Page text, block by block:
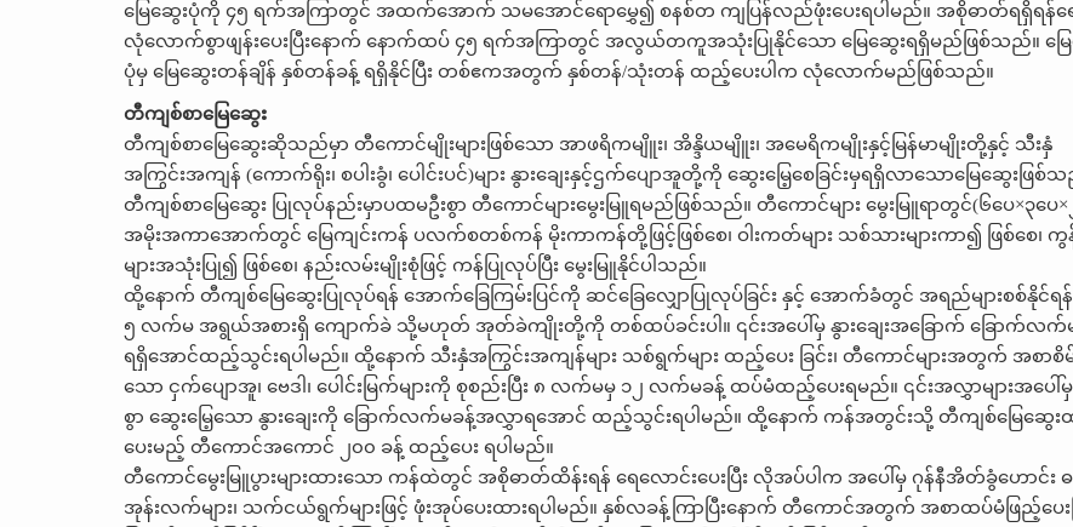
မြေဆွေးပုံကို ၄၅ ရက်အကြာတွင် အထက်အောက် သမအောင်ရောမွှေ၍ စနစ်တ ကျပြန်လည်ဖုံးပေးရပါမည်။ အစိုဓာတ်ရရှိရန်
လုံလောက်စွာဖျန်းပေးပြီးနောက် နောက်ထပ် ၄၅ ရက်အကြာတွင် အလွယ်တကူအသုံးပြုနိုင်သော မြေဆွေးရရှိမည်ဖြစ်သည်။ မြ
ပုံမှ မြေဆွေးတန်ချိန် နှစ်တန်ခန့် ရရှိနိုင်ပြီး တစ်ဧကအတွက် နှစ်တန်/သုံးတန် ထည့်ပေးပါက လုံလောက်မည်ဖြစ်သည်။
တီကျစ်စာမြေဆွေး
တီကျစ်စာမြေဆွေးဆိုသည်မှာ တီကောင်မျိုးများဖြစ်သော အာဖရိကမျိူး၊ အိန္ဒိယမျိူး၊ အမေရိကမျိုးနှင့်မြန်မာမျိုးတို့နှင့် သီးနှံ
အကြွင်းအကျန် (ကောက်ရိုး၊ စပါးခွံ၊ ပေါင်းပင်)များ နွားချေးနှင့်ဌက်ပျောအူတို့ကို ဆွေးမြေ့စေခြင်းမှရရှိလာသောမြေဆွေးဖြစ်
တီကျစ်စာမြေဆွေး ပြုလုပ်နည်းမှာပထမဦးစွာ တီကောင်များမွေးမြူရမည်ဖြစ်သည်။ တီကောင်များ မွေးမြူရာတွင်(၆ပေ×၃ပေ×
အမိုးအကာအောက်တွင် မြေကျင်းကန် ပလက်စတစ်ကန် မိုးကာကန်တို့ဖြင့်ဖြစ်စေ၊ ဝါးကတ်များ သစ်သားများကာ၍ ဖြစ်စေ၊
များအသုံးပြု၍ ဖြစ်စေ၊ နည်းလမ်းမျိုးစုံဖြင့် ကန်ပြုလုပ်ပြီး မွေးမြူနိုင်ပါသည်။
ထို့နောက် တီကျစ်မြေဆွေးပြုလုပ်ရန် အောက်ခြေကြမ်းပြင်ကို ဆင်ခြေလျှောပြုလုပ်ခြင်း နှင့် အောက်ခံတွင် အရည်များစစ်နိုင်ရ
၅ လက်မ အရွယ်အစားရှိ ကျောက်ခဲ သို့မဟုတ် အုတ်ခဲကျိုးတို့ကို တစ်ထပ်ခင်းပါ။ ၎င်းအပေါ်မှ နွားချေးအခြောက် ခြောက်လက်
ရရှိအောင်ထည့်သွင်းရပါမည်။ ထို့နောက် သီးနှံအကြွင်းအကျန်များ သစ်ရွက်များ ထည့်ပေး ခြင်း၊ တီကောင်များအတွက် အစာစိမ်း
သော ငှက်ပျောအူ၊ ဗေဒါ၊ ပေါင်းမြက်များကို စုစည်းပြီး ၈ လက်မမှ ၁၂ လက်မခန့် ထပ်မံထည့်ပေးရမည်။ ၎င်းအလွှာများအပေါ်
စွာ ဆွေးမြေ့သော နွားချေးကို ခြောက်လက်မခန့်အလွှာရအောင် ထည့်သွင်းရပါမည်။ ထို့နောက် ကန်အတွင်းသို့ တီကျစ်မြေဆွ
ပေးမည့် တီကောင်အကောင် ၂၀၀ ခန့် ထည့်ပေး ရပါမည်။
တီကောင်မွေးမြူပွားများထားသော ကန်ထဲတွင် အစိုဓာတ်ထိန်းရန် ရေလောင်းပေးပြီး လိုအပ်ပါက အပေါ်မှ ဂုန်နီအိတ်ခွံဟောင်း
အုန်းလက်များ၊ သက်ငယ်ရွက်များဖြင့် ဖုံးအုပ်ပေးထားရပါမည်။ နှစ်လခန့်ကြာပြီးနောက် တီကောင်အတွက် အစာထပ်မံဖြည့်ပေးခ